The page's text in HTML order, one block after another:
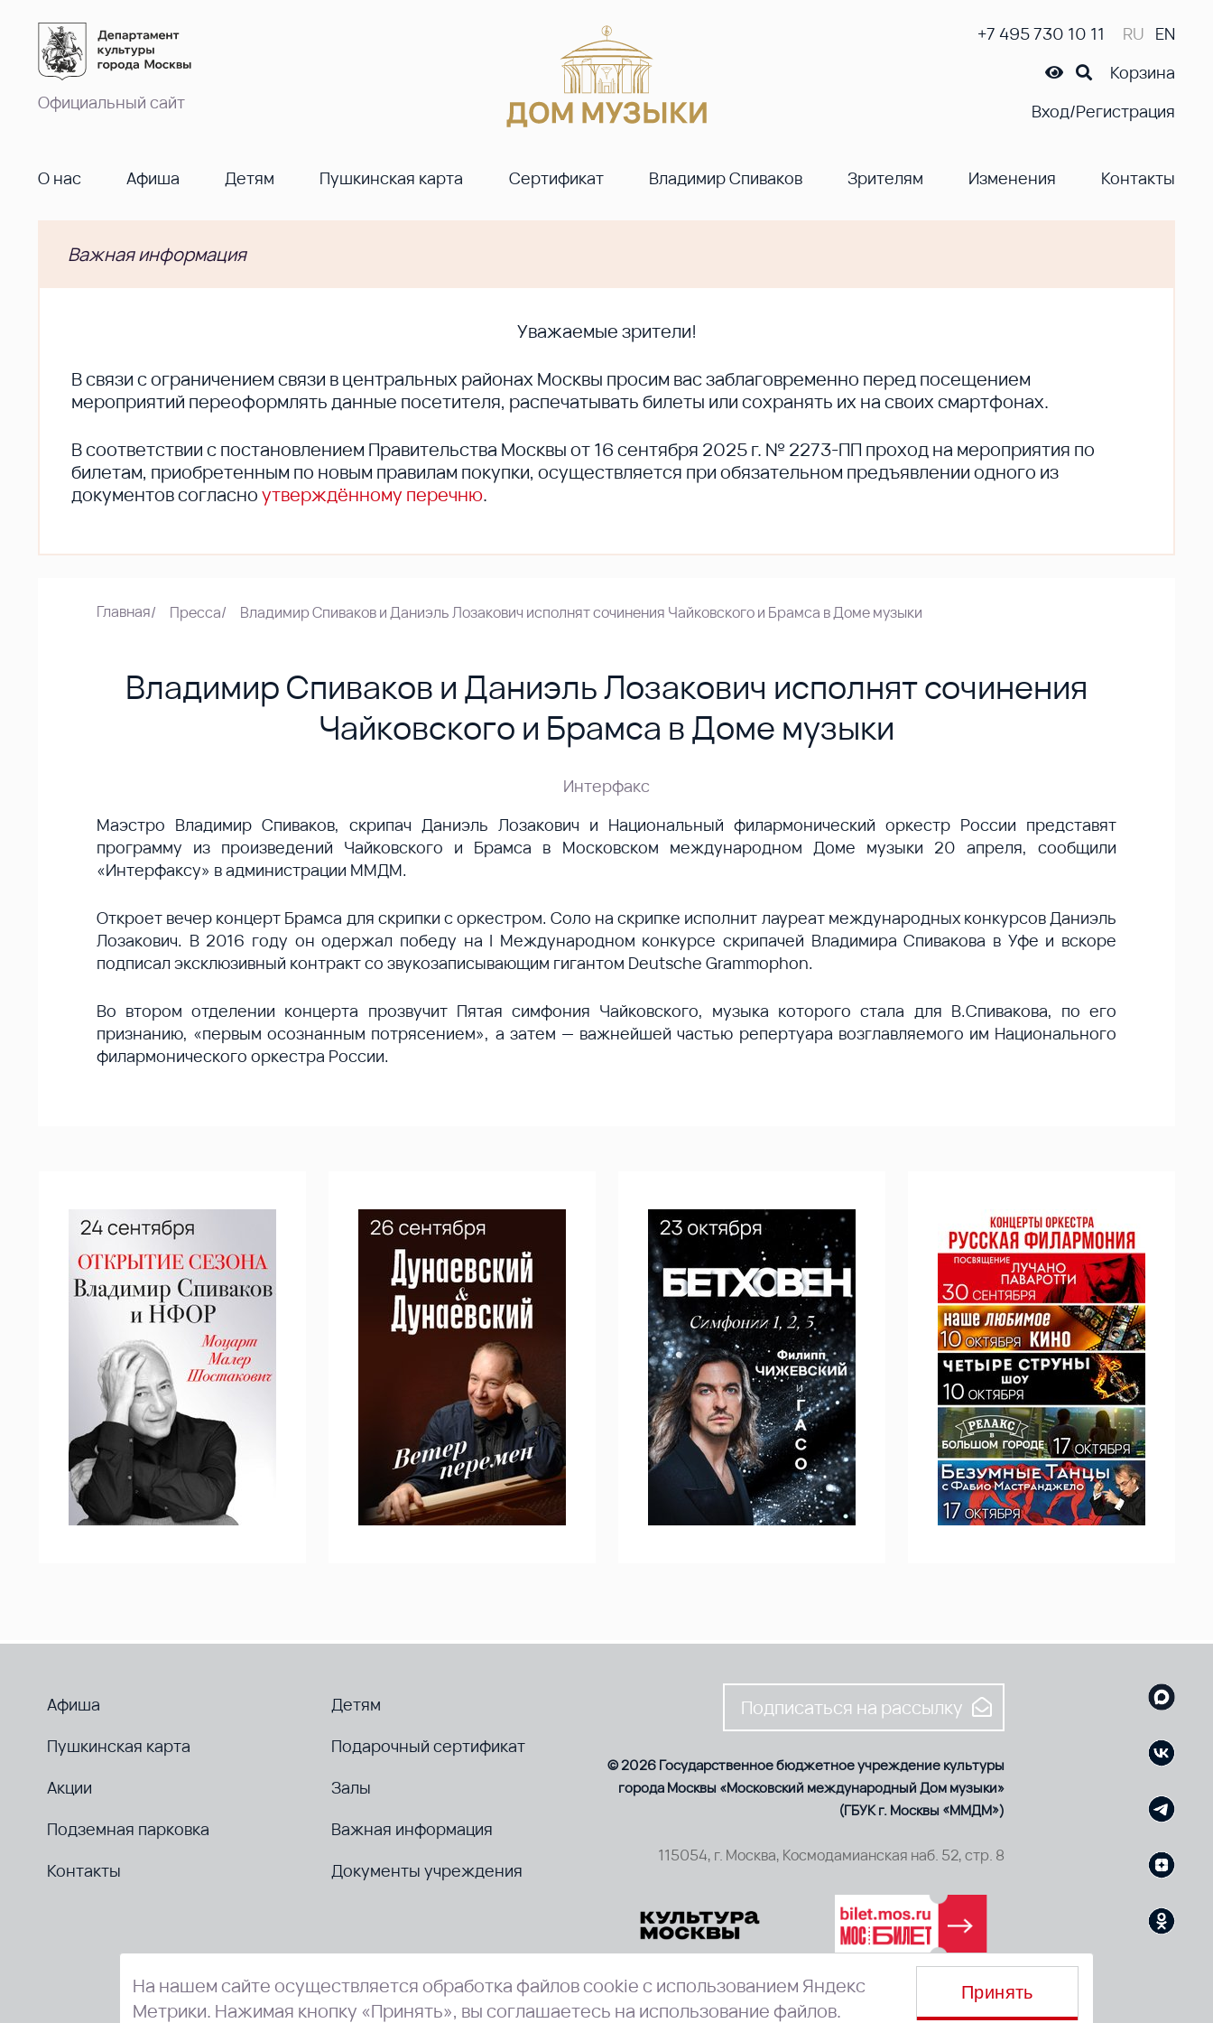
Официальный сайт
+7 495 730 10 11 RU EN
Корзина
Вход/Регистрация
О нас Афиша Детям Пушкинская карта Сертификат Владимир Спиваков Зрителям Изменения Контакты
Важная информация
Уважаемые зрители!
В cвязи с ограничением связи в центральных районах Москвы просим вас заблаговременно перед посещением
мероприятий переоформлять данные посетителя, распечатывать билеты или сохранять их на своих смартфонах.
В соответствии с постановлением Правительства Москвы от 16 сентября 2025 г. № 2273-ПП проход на мероприятия по
билетам, приобретенным по новым правилам покупки, осуществляется при обязательном предъявлении одного из
документов согласноутверждённому перечню.
Главная/ Пресса/ Владимир Спиваков и Даниэль Лозакович исполнят сочинения Чайковского и Брамса в Доме музыки
Владимир Спиваков и Даниэль Лозакович исполнят сочинения
Чайковского и Брамса в Доме музыки
Интерфакс
Маэстро Владимир Спиваков, скрипач Даниэль Лозакович и Национальный филармонический оркестр России представят
программу из произведений Чайковского и Брамса в Московском международном Доме музыки 20 апреля, сообщили
«Интерфаксу» в администрации ММДМ.
Откроет вечер концерт Брамса для скрипки с оркестром. Соло на скрипке исполнит лауреат международных конкурсов Даниэль
Лозакович. В 2016 году он одержал победу на I Международном конкурсе скрипачей Владимира Спивакова в Уфе и вскоре
подписал эксклюзивный контракт со звукозаписывающим гигантом Deutsche Grammophon.
Во втором отделении концерта прозвучит Пятая симфония Чайковского, музыка которого стала для В.Спивакова, по его
признанию, «первым осознанным потрясением», а затем — важнейшей частью репертуара возглавляемого им Национального
филармонического оркестра России.
Афиша
Детям
Пушкинская карта
Подарочный сертификат
Акции
Залы
Подземная парковка
Важная информация
Контакты
Документы учреждения
Подписаться на рассылку
© 2026 Государственное бюджетное учреждение культуры
города Москвы «Московский международный Дом музыки»
(ГБУК г. Москвы «ММДМ»)
115054, г. Москва, Космодамианская наб. 52, стр. 8
На нашем сайте осуществляется обработка файлов cookie с использованием Яндекс
Метрики. Нажимая кнопку «Принять», вы соглашаетесь на использование файлов.
Принять